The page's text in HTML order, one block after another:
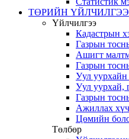
ТӨРИЙН ҮЙЛЧИЛГЭЭ
Үйлчилгээ
Кадастрын
Газрын
Ашигт
Газрын
Уул уурхайн
Уул уурхай,
Газрын
Ажиллах
Цөмийн
Төлбөр